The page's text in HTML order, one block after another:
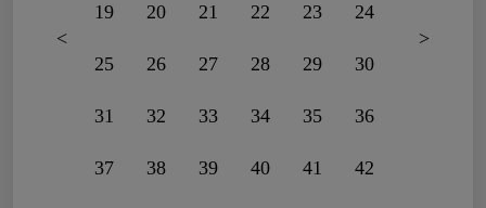
<
19 20 21 22 23 24
25 26 27 28 29 30
31 32 33 34 35 36
37 38 39 40 41 42
>